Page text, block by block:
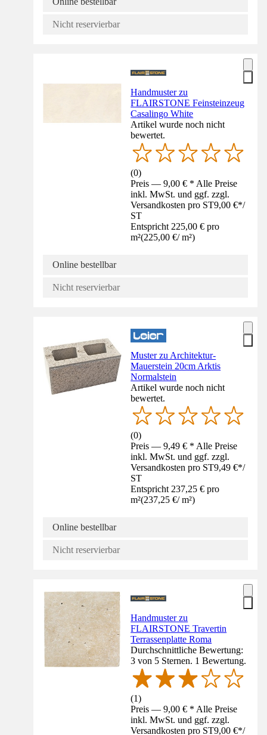
Nicht reservierbar
Handmuster zu
FLAIRSTONE Feinsteinzeug
Casalingo White
Artikel wurde noch nicht
bewertet.
(0)
Preis — 9,00 € * Alle Preise
inkl. MwSt. und ggf. zzgl.
Versandkosten pro ST9,00 €*/
ST
Entspricht 225,00 € pro
m²(225,00 €/ m²)
Online bestellbar
Nicht reservierbar
Muster zu Architektur-
Mauerstein 20cm Arktis
Normalstein
Artikel wurde noch nicht
bewertet.
(0)
Preis — 9,49 € * Alle Preise
inkl. MwSt. und ggf. zzgl.
Versandkosten pro ST9,49 €*/
ST
Entspricht 237,25 € pro
m²(237,25 €/ m²)
Online bestellbar
Nicht reservierbar
Handmuster zu
FLAIRSTONE Travertin
Terrassenplatte Roma
Durchschnittliche Bewertung:
3 von 5 Sternen. 1 Bewertung.
(1)
Preis — 9,00 € * Alle Preise
inkl. MwSt. und ggf. zzgl.
Versandkosten pro ST9,00 €*/